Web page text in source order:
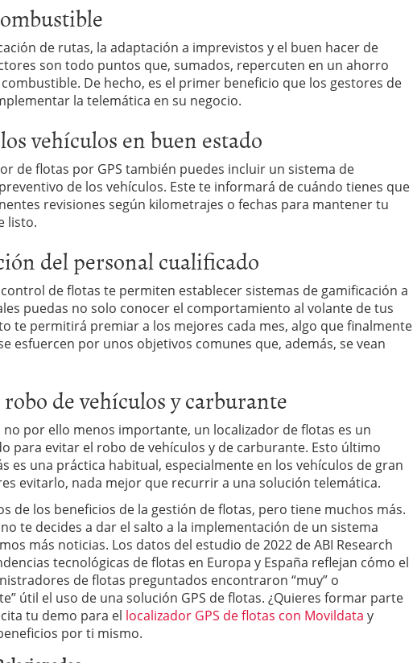
de rutas, la adaptación a imprevistos y el buen hacer de
son todo puntos que, sumados, repercuten en un ahorro
De hecho, es el primer beneficio que los gestores de
la telemática en su negocio.
vehículos en buen estado
de flotas por GPS también puedes incluir un sistema de
de los vehículos. Este te informará de cuándo tienes que
revisiones según kilometrajes o fechas para mantener tu
listo.
del personal cualificado
de flotas te permiten establecer sistemas de gamificación a
puedas no solo conocer el comportamiento al volante de tus
te permitirá premiar a los mejores cada mes, algo que finalmente
esfuercen por unos objetivos comunes que, además, se vean
de vehículos y carburante
por ello menos importante, un localizador de flotas es un
para evitar el robo de vehículos y de carburante. Esto último
es una práctica habitual, especialmente en los vehículos de gran
evitarlo, nada mejor que recurrir a una solución telemática.
de los beneficios de la gestión de flotas, pero tiene muchos más.
te decides a dar el salto a la implementación de un sistema
más noticias. Los datos del estudio de 2022 de ABI Research
tecnológicas de flotas en Europa y España reflejan cómo el
de flotas preguntados encontraron “muy” o
útil el uso de una solución GPS de flotas. ¿Quieres formar parte
tu demo para el localizador GPS de flotas con Movildata y
por ti mismo.